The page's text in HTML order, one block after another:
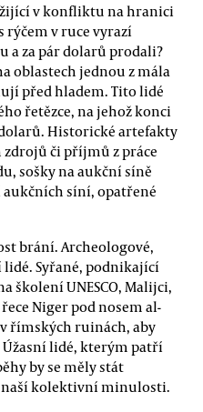
v konfliktu na hranici
rýčem v ruce vyrazí
a za pár dolarů prodali?
oblastech jednou z mála
před hladem. Tito lidé
řetězce, na jehož konci
Historické artefakty
či příjmů z práce
sošky na aukční síně
síní, opatřené
brání. Archeologové,
Syřané, podnikající
školení UNESCO, Malijci,
Niger pod nosem al-
římských ruinách, aby
lidé, kterým patří
by se měly stát
kolektivní minulosti.